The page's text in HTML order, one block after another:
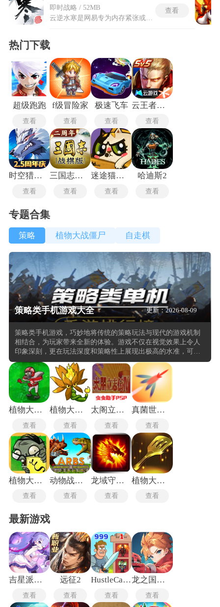
即时战略 / 52MB
云逆水寒是网易专为内存紧张或设备配置有限的玩家量身打造的一款云端游戏解决方案。与传统手游需要下载动辄几十个G的数据包不同，这款云端版本的客户端本体仅有几十兆大小，安装后几乎不占用手机存储空间。玩家只需通过这个小巧的启动器，便能直接连接至网易的云端服务器，实时畅玩完整的逆水寒手游内容。其原理是将游戏运行所需的庞大计算与渲染任务全部交由云端的高性能服务器完成，再将画面以高清流的形式实时传输回玩家的手机屏幕。
查看
热门下载
超级跑跑
查看
f级冒险家
查看
极速飞车
查看
云王者荣耀云游戏
查看
时空猎人3最新版
查看
三国志战旗版
查看
迷途猫的灵魂碎片手机版
查看
哈迪斯2
查看
专题合集
策略 植物大战僵尸 自走棋
策略类手机游戏大全 更新：2026-08-09
策略类手机游戏，巧妙地将传统的策略玩法与现代的游戏机制
相结合，为玩家带来全新的体验。游戏不仅在视觉效果上令人
印象深刻，更在玩法深度和策略性上展现出极高的水准，可以
在游戏中体验到从资源管理到战略布局的全方位挑战。注重玩
家之间的互动与竞争，通过精心设计的社交系统和竞技模式，
在策略博弈中感受到团队协作的力量，同时也满足了个人竞技
的成就感。
植物大战僵尸军事版
查看
植物大战僵尸融合版二创版
查看
太阁立志传4手机版
查看
真菌世界手机版
查看
植物大战僵尸XI版
查看
动物战争模拟器老版本
查看
龙域守卫中文版
查看
植物大战僵尸金铲铲版
查看
最新游戏
吉星派对手机版
查看
远征2
查看
HustleCastle中文版
查看
龙之国物语畅享服
查看